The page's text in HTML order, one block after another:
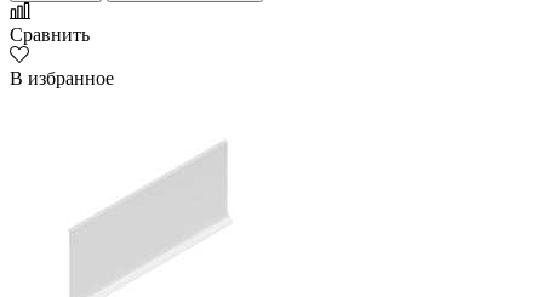
Сравнить
В избранное